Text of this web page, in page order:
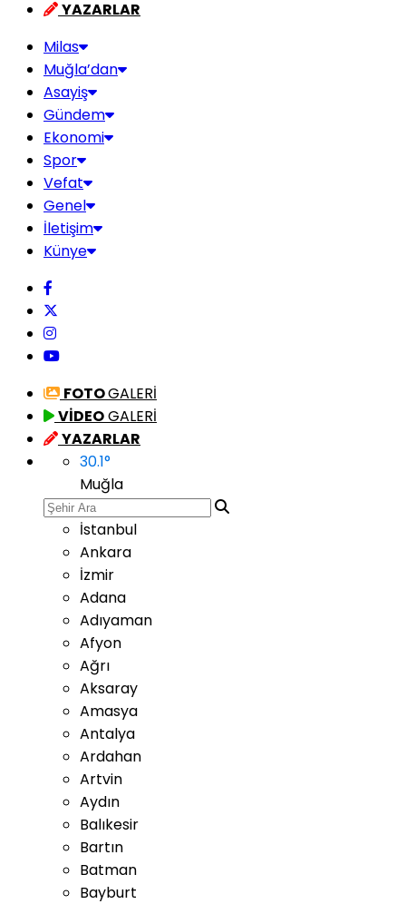
YAZARLAR
Milas
Muğla’dan
Asayiş
Gündem
Ekonomi
Spor
Vefat
Genel
İletişim
Künye
FOTOGALERİ
VİDEOGALERİ
YAZARLAR
30.1°
Muğla
İstanbul
Ankara
İzmir
Adana
Adıyaman
Afyon
Ağrı
Aksaray
Amasya
Antalya
Ardahan
Artvin
Aydın
Balıkesir
Bartın
Batman
Bayburt